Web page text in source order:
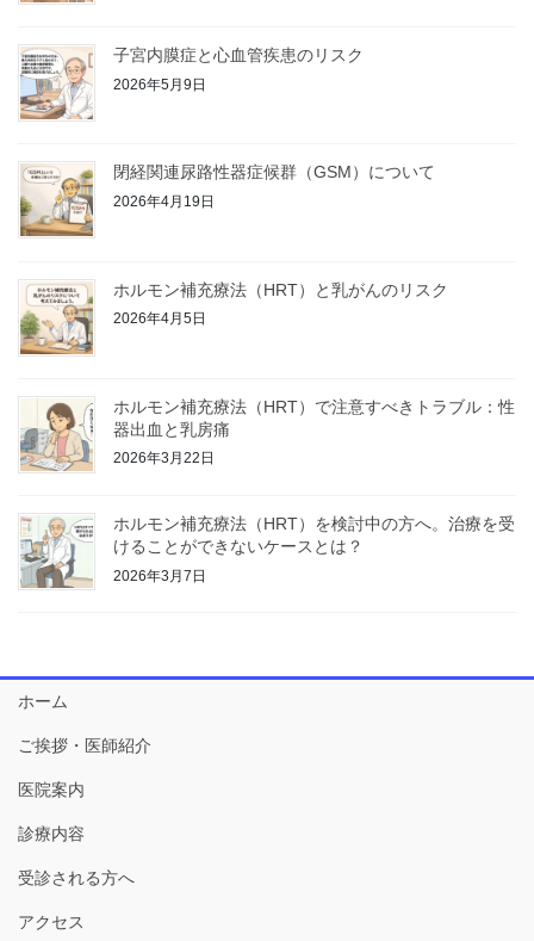
子宮内膜症と心血管疾患のリスク
2026年5月9日
閉経関連尿路性器症候群（GSM）について
2026年4月19日
ホルモン補充療法（HRT）と乳がんのリスク
2026年4月5日
ホルモン補充療法（HRT）で注意すべきトラブル：性
器出血と乳房痛
2026年3月22日
ホルモン補充療法（HRT）を検討中の方へ。治療を受
けることができないケースとは？
2026年3月7日
ホーム
ご挨拶・医師紹介
医院案内
診療内容
受診される方へ
アクセス